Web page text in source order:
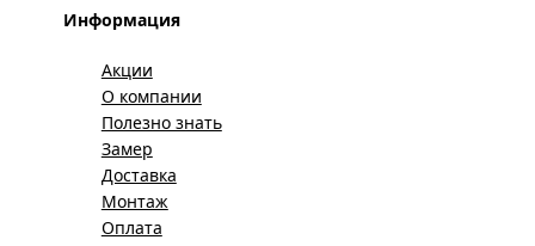
Информация
Акции
О компании
Полезно знать
Замер
Доставка
Монтаж
Оплата